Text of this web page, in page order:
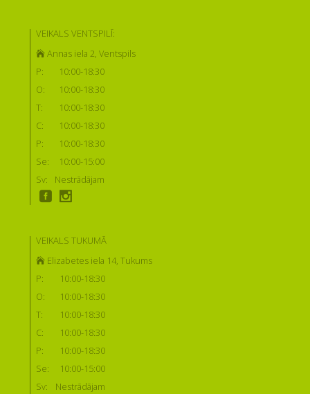
VEIKALS VENTSPILĪ:
Annas iela 2, Ventspils
P:
10:00-18:30
O:
10:00-18:30
T:
10:00-18:30
C:
10:00-18:30
P:
10:00-18:30
Se:
10:00-15:00
Sv:
Nestrādājam
VEIKALS TUKUMĀ
Elizabetes iela 14, Tukums
P:
10:00-18:30
O:
10:00-18:30
T:
10:00-18:30
C:
10:00-18:30
P:
10:00-18:30
Se:
10:00-15:00
Sv:
Nestrādājam